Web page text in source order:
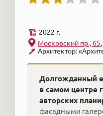
2022 г.
Архитектор:
Московский пр., 65
Долгожданный
в самом центре
авторских
фасадными